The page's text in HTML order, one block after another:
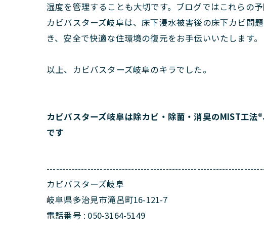
湿度を管理することも大切です。ブログではこれらの
カビバスターズ岐阜は、床下浸水被害後の床下カビ問
き、安全で快適な住環境の復元をお手伝いいたします。
以上、カビバスターズ岐阜のキラでした。
カビバスターズ岐阜は除カビ・除菌・消臭のMIST工
です
カビバスターズ岐阜
岐阜県多治見市滝呂町16-121-7
電話番号 : 050-3164-5149